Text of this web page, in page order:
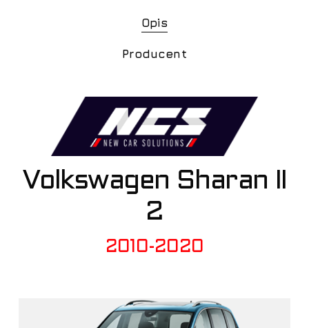
Opis
Producent
Volkswagen Sharan II
2
2010-2020